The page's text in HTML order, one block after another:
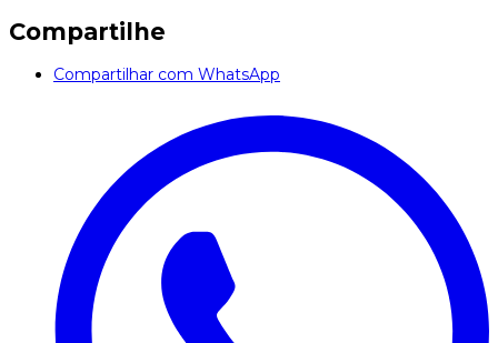
Compartilhe
Compartilhar com WhatsApp